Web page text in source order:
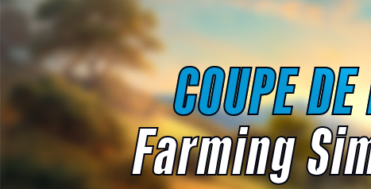
COUPE
Farming